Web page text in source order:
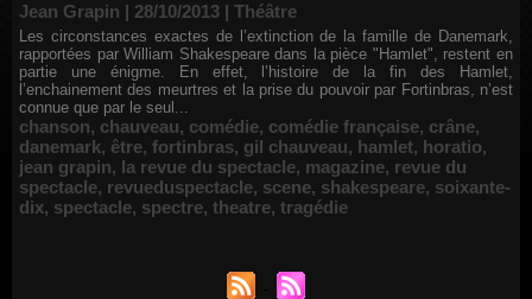
Jean Grapin | 28/10/2013 | Théâtre
Les circonstances exactes de l’extinction de la famille de Danemark,
rapportées par William Shakespeare dans la pièce "Hamlet", restent en
partie une énigme. En effet, l’histoire de la fin des Hamlet,
l’enchainement des meurtres et la prise du pouvoir par Fortinbras, n’est
connue que par le seul...
chanson, chauveau, comédie, comédie française, crâne,
danemark, être, fortinbras, gil chauveau, hamlet, horatio,
jean grapin, la revue du spectacle, magazine, revue du
spectacle, revueduspectacle, scene, shakespeare, soixante-
dix, spectacle, spectre, theatre, tragédie